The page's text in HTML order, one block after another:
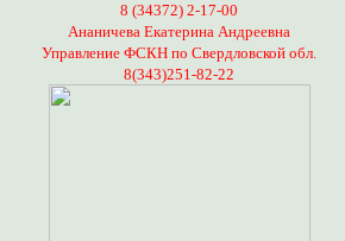
8 (34372) 2-17-00
Ананичева Екатерина Андреевна
Управление ФСКН по Свердловской обл.
8(343)251-82-22